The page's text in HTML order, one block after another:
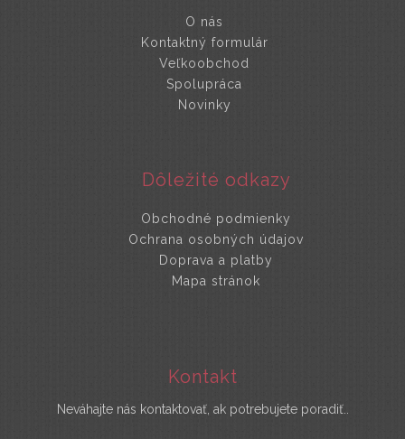
O nás
Kontaktný formulár
Veľkoobchod
Spolupráca
Novinky
Dôležité odkazy
Obchodné podmienky
Ochrana osobných údajov
Doprava a platby
Mapa stránok
Kontakt
Neváhajte nás kontaktovať, ak potrebujete poradiť..